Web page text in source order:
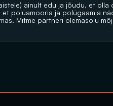
ainult edu ja jõudu, et olla
polüamooria ja polügaamia
Mitme partneri olemasolu